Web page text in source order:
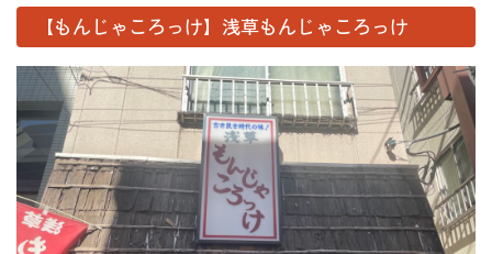
【もんじゃころっけ】浅草もんじゃころっけ